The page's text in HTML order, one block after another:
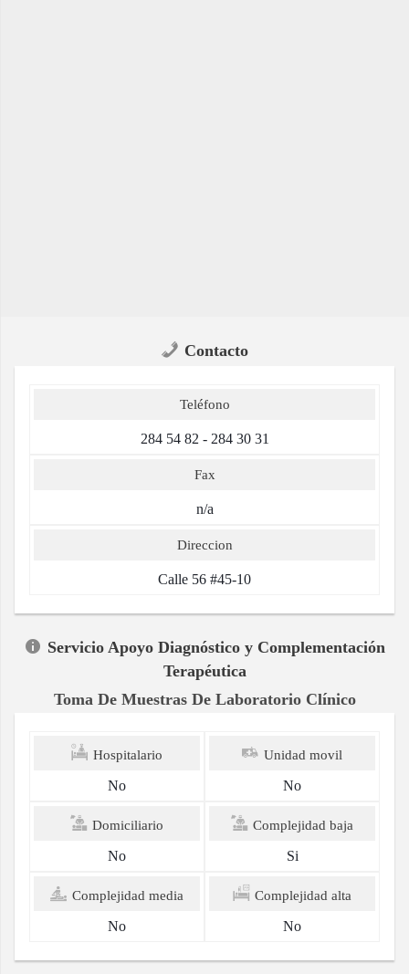
Contacto
Teléfono
284 54 82 - 284 30 31
Fax
n/a
Direccion
Calle 56 #45-10
Servicio Apoyo Diagnóstico y Complementación
Terapéutica
Toma De Muestras De Laboratorio Clínico
Hospitalario
No
Unidad movil
No
Domiciliario
No
Complejidad baja
Si
Complejidad media
No
Complejidad alta
No